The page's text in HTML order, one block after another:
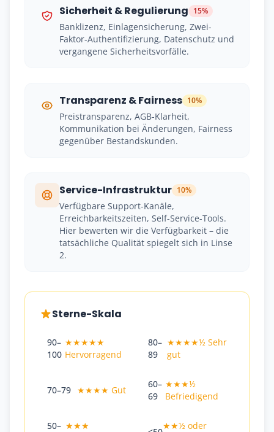
Sicherheit & Regulierung 15%
Banklizenz, Einlagensicherung, Zwei-
Faktor-Authentifizierung, Datenschutz und
vergangene Sicherheitsvorfälle.
Transparenz & Fairness 10%
Preistransparenz, AGB-Klarheit,
Kommunikation bei Änderungen, Fairness
gegenüber Bestandskunden.
Service-Infrastruktur 10%
Verfügbare Support-Kanäle,
Erreichbarkeitszeiten, Self-Service-Tools.
Hier bewerten wir die Verfügbarkeit – die
tatsächliche Qualität spiegelt sich in Linse
2.
Sterne-Skala
90–
100
★★★★★
Hervorragend
80–
89
★★★★½ Sehr
gut
70–79 ★★★★ Gut
60–
69
★★★½
Befriedigend
50– ★★★ ★★½ oder